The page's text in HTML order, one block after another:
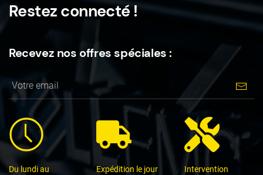
Restez connecté !
Recevez nos offres spéciales :
Du lundi au
Expédition le jour
Intervention